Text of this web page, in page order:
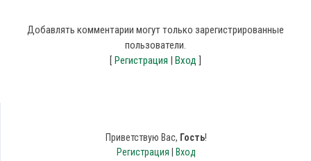
Добавлять комментарии могут только зарегистрированные
пользователи.
[Регистрация | Вход ]
Приветствую Вас, Гость!
Регистрация
Вход